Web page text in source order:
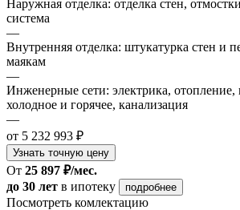
Наружная отделка: отделка стен,
система
—
Внутренняя отделка: штукатурка стен и
маякам
—
Инженерные сети: электрика, отопление,
холодное и горячее, канализация
—
от 5 232 993 ₽
Узнать точную цену
От 25 897 ₽/мес.
до 30 лет в ипотеку подробнее
Посмотреть комлектацию